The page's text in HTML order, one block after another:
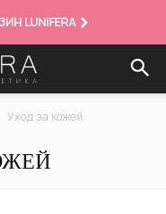
LUNIFERA
Уход за кожей